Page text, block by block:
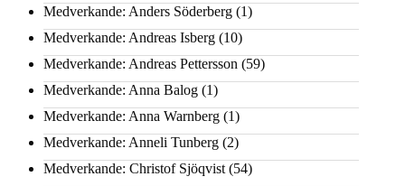
Medverkande: Anders Söderberg (1)
Medverkande: Andreas Isberg (10)
Medverkande: Andreas Pettersson (59)
Medverkande: Anna Balog (1)
Medverkande: Anna Warnberg (1)
Medverkande: Anneli Tunberg (2)
Medverkande: Christof Sjöqvist (54)